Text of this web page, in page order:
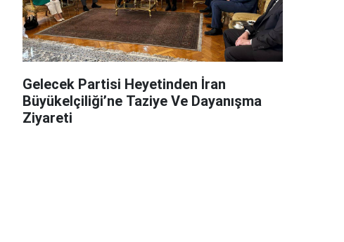
Gelecek Partisi Heyetinden İran
Büyükelçiliği’ne Taziye Ve Dayanışma
Ziyareti